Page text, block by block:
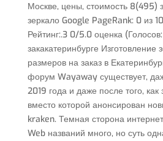
Москве, цены, стоимость 8(495)
зеркало Google PageRank: 0 из
Рейтинг:.3 0/5.0 оценка
закакатеринбурге Изготовление
размеров на заказ в
форум Wayaway существует,
2019 года и даже после того, как
вместо которой анонсирован
kraken. Темная сторона
Web названий много, но суть